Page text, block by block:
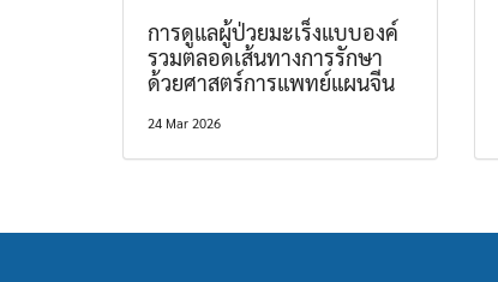
การดูแลผู้ป่วยมะเร็งแบบองค์
รวมตลอดเส้นทางการรักษา
ด้วยศาสตร์การแพทย์แผนจีน
24 Mar 2026